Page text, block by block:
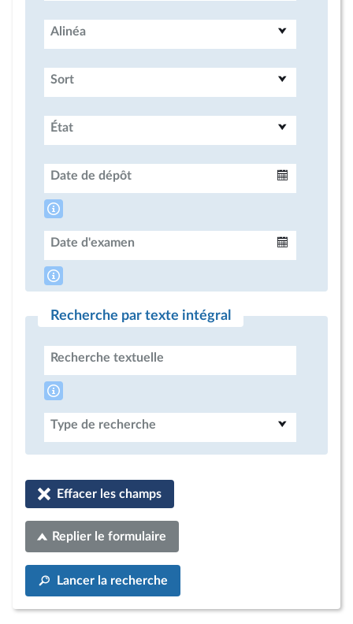
Alinéa
Sort
État
Date de dépôt
Date d'examen
Recherche par texte intégral
Recherche textuelle
Type de recherche
Effacer les champs
Replier le formulaire
Lancer la recherche